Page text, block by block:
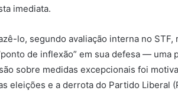
imediata.
lo, segundo avaliação interna no
de inflexão” em sua defesa — uma
sobre medidas excepcionais foi
eleições e a derrota do Partido Liberal